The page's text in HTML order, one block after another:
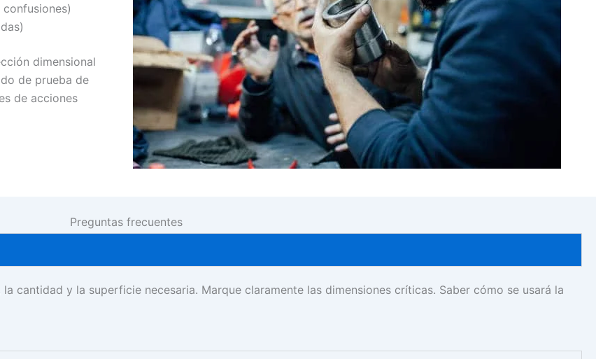
dimensional
de prueba de
de acciones
Preguntas frecuentes
cantidad y la superficie necesaria. Marque claramente las dimensiones críticas. Saber cómo se usará la